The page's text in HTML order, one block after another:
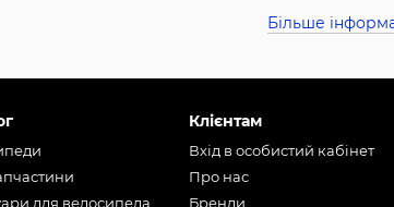
Більше
для велосипеда
Клієнтам
Вхід в особистий кабінет
Про нас
Бренди